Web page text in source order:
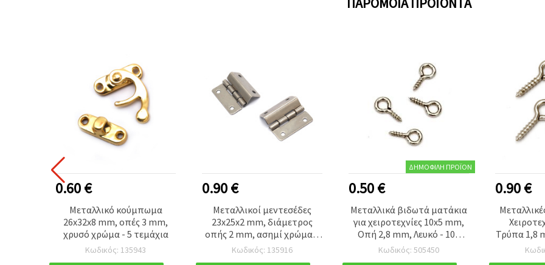
0.60 €
Μεταλλικό κούμπωμα
26x32x8 mm, οπές 3 mm,
χρυσό χρώμα - 5 τεμάχια
Κωδικός: 135943
0.90 €
Μεταλλικοί μεντεσέδες
23x25x2 mm, διάμετρος
οπής 2 mm, ασημί χρώμα –
σετ 4 τεμ. για χειροτεχνίες &
DIY
Κωδικός: 135916
ΔΗΜΟΦΙΛΉ ΠΡΟΪΌΝ
0.50 €
Μεταλλικά βιδωτά ματάκια
για χειροτεχνίες 10x5 mm,
Οπή 2,8 mm, Λευκό - 100
τεμ.
Κωδικός: 505450
0.90 €
Τρύπα 1,8
–